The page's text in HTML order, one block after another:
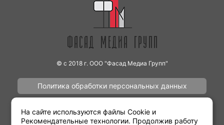
© с 2018 г. ООО "Фасад Медиа Групп"
Политика обработки персональных данных
На сайте используются файлы Cookie и
Рекомендательные технологии. Продолжив работу